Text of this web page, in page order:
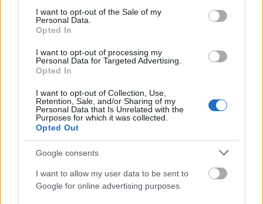
consent section.
I want to opt-out of the Sale of my
Personal Data.
Opted In
I want to opt-out of processing my
Personal Data for Targeted Advertising.
Opted In
I want to opt-out of Collection, Use,
Retention, Sale, and/or Sharing of my
Personal Data that Is Unrelated with the
Purposes for which it was collected.
Opted Out
Google consents
I want to allow my user data to be sent to
Google for online advertising purposes.
ΠΟΛΙΤΙΚΉ
Κοντογεώργης: Επιστρέφουμε αναλογικά και δίκαια το
ΑΝΑΡΤΗΘΗΚΕ ΑΠΟΕΛΕΑΝΑ ΖΑΜΠΑΡΑ 9 ΑΥΓΟΎΣΤΟΥ 2026